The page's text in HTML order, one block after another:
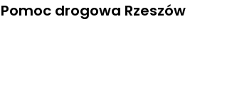
Pomoc drogowa Rzeszów